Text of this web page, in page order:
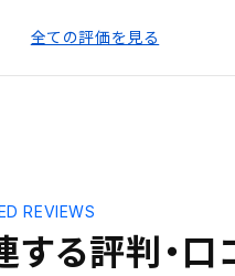
全ての評価を見る
する評判・口
REVIEWS